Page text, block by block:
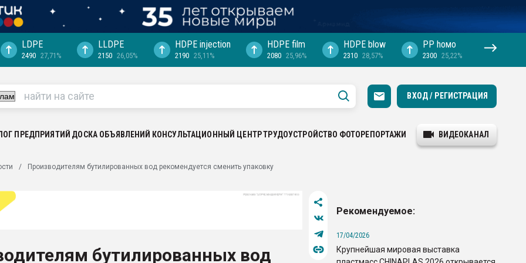
выходит на
рынке
LDPE
2490 27,71%
LLDPE
2150 26,05%
HDPE injection
2190 25,11%
HDPE film
2080 25,96%
HDPE blow
2310 28,57%
PP hомо
2300 25,22%
ВХОД / РЕГИСТРАЦИЯ
ПРЕДПРИЯТИЙ ДОСКА ОБЪЯВЛЕНИЙ КОНСУЛЬТАЦИОННЫЙ ЦЕНТРТРУДОУСТРОЙСТВО ФОТОРЕПОРТАЖИ ВИДЕОКАНАЛ
Производителям бутилированных вод рекомендуется сменить упаковку
бутилированных вод
Рекомендуемое:
17/04/2026
Крупнейшая мировая выставка